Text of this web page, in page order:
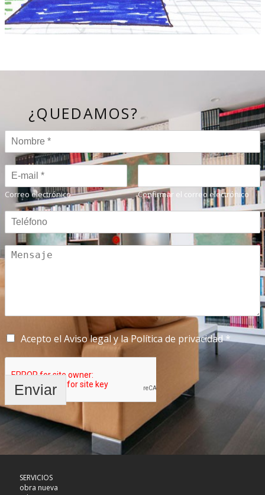
¿QUEDAMOS?
Correo electrónico Confirmar el correo electrónico
Acepto el Aviso legal y la Política de privacidad *
Enviar
SERVICIOS
obra nueva